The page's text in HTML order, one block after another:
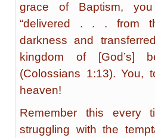
grace of Baptism,
“delivered . . . from
darkness and
kingdom of [God’s]
(Colossians 1:13). You,
heaven!
Remember this every
struggling with the